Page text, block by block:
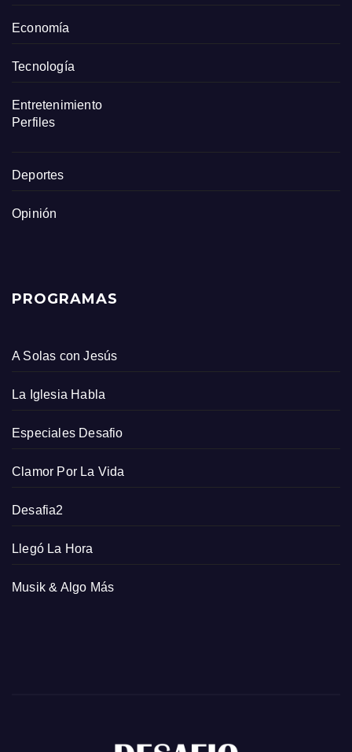
Economía
Tecnología
Entretenimiento
Perfiles
Deportes
Opinión
PROGRAMAS
A Solas con Jesús
La Iglesia Habla
Especiales Desafio
Clamor Por La Vida
Desafia2
Llegó La Hora
Musik & Algo Más